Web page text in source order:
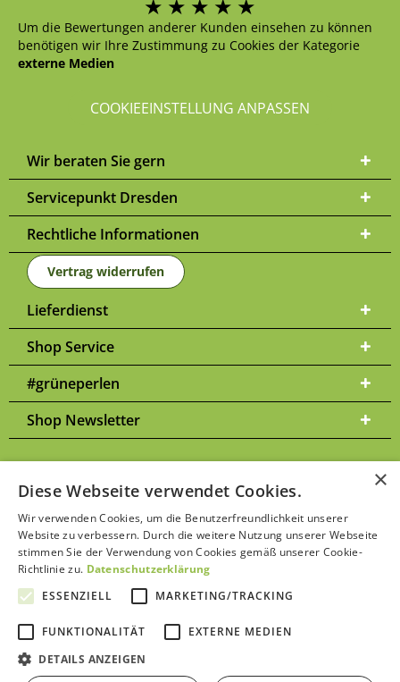
Um die Bewertungen anderer Kunden einsehen zu können
benötigen wir Ihre Zustimmung zu Cookies der Kategorie
externe Medien
COOKIEEINSTELLUNG ANPASSEN
Wir beraten Sie gern
Servicepunkt Dresden
Rechtliche Informationen
Vertrag widerrufen
Lieferdienst
Shop Service
#grüneperlen
Shop Newsletter
* Alle Preise inkl. gesetzl. Mehrwertsteuer zzgl. Versandkosten
ggf. Nachnahmegebühren, wenn nicht anders beschrieben | Bitte
beachten Sie unsereDatenschutzerklärung
×
Diese Webseite verwendet Cookies.
Wir verwenden Cookies, um die Benutzerfreundlichkeit unserer
Website zu verbessern. Durch die weitere Nutzung unserer Webseite
stimmen Sie der Verwendung von Cookies gemäß unserer Cookie-
Richtlinie zu. Datenschutzerklärung
ESSENZIELL
MARKETING/TRACKING
FUNKTIONALITÄT
EXTERNE MEDIEN
DETAILS ANZEIGEN